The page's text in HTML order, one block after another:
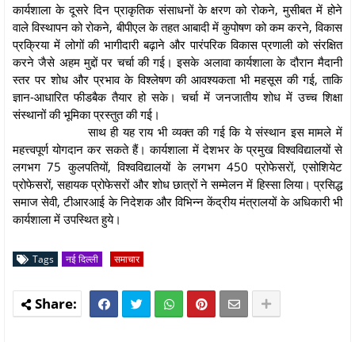
कार्यशाला के दूसरे दिन प्राकृतिक संसाधनों के क्षरण को रोकने, मुसीबत में होने
वाले विस्थापन को रोकने, बीपीएल के तहत आबादी में कुपोषण को कम करने, विकास
प्रक्रिया में लोगों की भागीदारी बढ़ाने और पारंपरिक विकास प्रणाली को संरक्षित
करने जैसे अहम मुद्दों पर चर्चा की गई। इसके अलावा कार्यशाला के दौरान मैदानी
स्तर पर शोध और प्रभाव के विश्लेषण की आवश्यकता भी महसूस की गई, ताकि
ज्ञान-आधारित फीडबैक तैयार हो सके। चर्चा में जनजातीय शोध में उच्च शिक्षा
संस्थानों की भूमिका प्रस्तुत की गई।
साथ ही यह राय भी व्यक्त की गई कि ये संस्थान इस मामले में
महत्त्वपूर्ण योगदान कर सकते हैं। कार्यशाला में देशभर के प्रमुख विश्वविद्यालयों से
लगभग 75 कुलपतियों, विश्वविद्यालयों के लगभग 450 प्रोफेसरों, एसोशियेट
प्रोफेसरों, सहायक प्रोफेसरों और शोध छात्रों ने सम्मेलन में हिस्सा लिया। प्रसिद्ध
समाज सेवी, टीआरआई के निदेशक और विभिन्न केंद्रीय मंत्रालयों के अधिकारी भी
कार्यशाला में उपस्थित हुये।
Tags नई दिल्ली समाचार